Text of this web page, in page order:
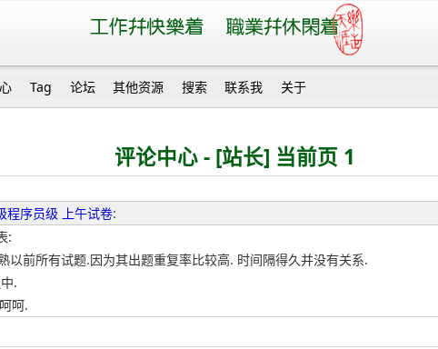
Tag 论坛 其他资源 搜索 联系我
关于
评论中心 - [站长] 当前页 1
程序员级 上午试卷:
:
以前所有试题.因为其出题重复率比较高. 时间隔得久并没有关系.
.
呵.